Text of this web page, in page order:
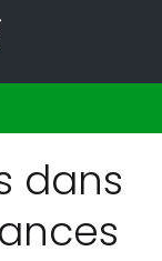
dans